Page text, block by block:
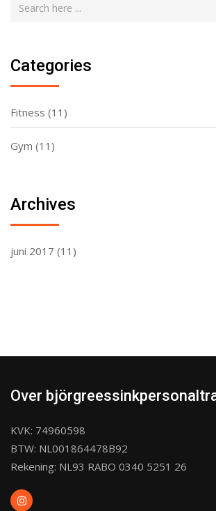
Categories
Fitness (11)
Gym (11)
Archives
juni 2017 (11)
Over
KVK: 74960598
BTW: NL001864478B92
Rekening: NL93 RABO 0340 5251 26